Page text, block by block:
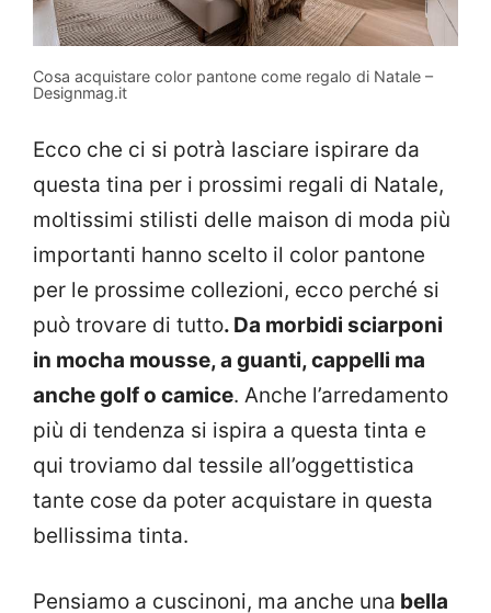
Cosa acquistare color pantone come regalo di Natale –
Designmag.it
Ecco che ci si potrà lasciare ispirare da
questa tina per i prossimi regali di Natale,
moltissimi stilisti delle maison di moda più
importanti hanno scelto il color pantone
per le prossime collezioni, ecco perché si
può trovare di tutto. Da morbidi sciarponi
in mocha mousse, a guanti, cappelli ma
anche golf o camice. Anche l’arredamento
più di tendenza si ispira a questa tinta e
qui troviamo dal tessile all’oggettistica
tante cose da poter acquistare in questa
bellissima tinta.
Pensiamo a cuscinoni, ma anche una bella